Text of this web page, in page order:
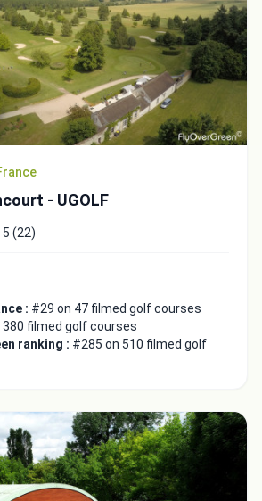
- UGOLF
(22)
: #29 on 47 filmed golf courses
380 filmed golf courses
ranking : #285 on 510 filmed golf